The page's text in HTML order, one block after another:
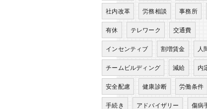
社内改革 労務相談 事務所
有休 テレワーク 交通費
インセンティブ 割増賃金 人
チームビルディング 減給 内
安全配慮 健康診断 労働条件
手続き アドバイザリー 傷病